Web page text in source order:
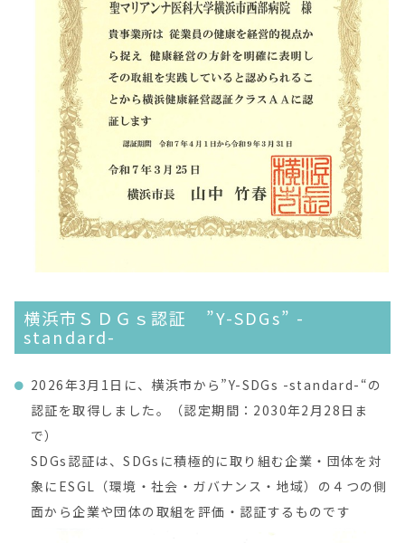
横浜市ＳＤＧｓ認証 ”Y-SDGs” -
standard-
2026年3月1日に、横浜市から”Y-SDGs -standard-“の
認証を取得しました。（認定期間：2030年2月28日ま
で）
SDGs認証は、SDGsに積極的に取り組む企業・団体を対
象にESGL（環境・社会・ガバナンス・地域）の４つの側
面から企業や団体の取組を評価・認証するものです